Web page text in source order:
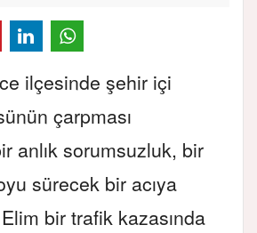
ilçesinde şehir içi
çarpması
anlık sorumsuzluk, bir
sürecek bir acıya
bir trafik kazasında